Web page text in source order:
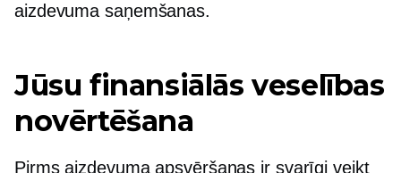
aizdevuma saņemšanas.
Jūsu finansiālās veselības
novērtēšana
Pirms aizdevuma apsvēršanas ir svarīgi veikt